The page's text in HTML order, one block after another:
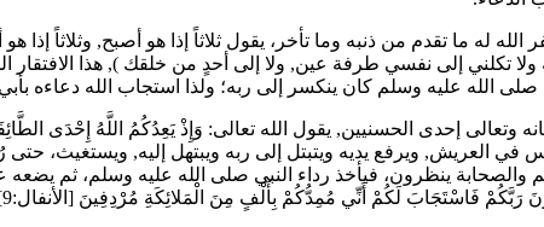
له ما تقدم من ذنبه وما تأخر، يقول ثلاثاً إذا هو أصبح, وثلاثاً إذا
تكلني إلى نفسي طرفة عين, ولا إلى أحدٍ من خلقك ), هذا
صلى الله عليه وسلم كان ينكسر إلى ربه؛ ولذا استجاب الله دعاءه
وتعالى إحدى الحسنيين, يقول الله تعالى: وَإِذْ يَعِدُكُمُ اللَّهُ إِحْدَى
العريش, ويرفع يديه ويتبتل إلى ربه ويبتهل إليه, ويستغيث،
والصحابة ينظرون، فيأخذ رداء النبي صلى الله عليه وسلم، ثم
رَبَّكُمْ فَاسْتَجَابَ لَكُمْ أَنِّي مُمِدُّكُمْ بِأَلْفٍ مِنَ الْمَلائِكَةِ مُرْدِفِينَ [الأنفال:9]